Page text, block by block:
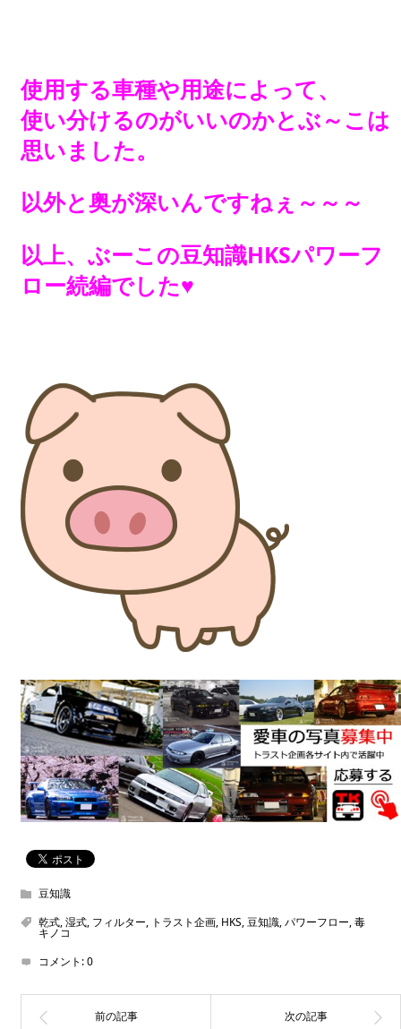
使用する車種や用途によって、
使い分けるのがいいのかとぶ～こは
思いました。
以外と奥が深いんですねぇ～～～
以上、ぶーこの豆知識HKSパワーフ
ロー続編でした♥
豆知識
乾式,湿式, フィルター, トラスト企画, HKS,豆知識,パワーフロー,毒
キノコ
コメント:0